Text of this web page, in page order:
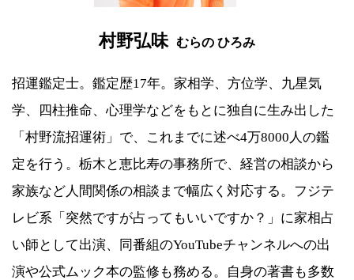
村野弘味 むらの ひろみ
招運鑑定士。鑑定歴17年。家相学、方位学、九星気
学、四柱推命、心理学などをもとに独自に生み出した
「村野流招運術」で、これまでに述べ4万8000人の鑑
定を行う。栃木と恵比寿の事務所で、経営の相談から
家族など人間関係の相談まで幅広く対応する。フジテ
レビ系「突然ですが占ってもいいですか？」に家相占
い師として出演、同番組のYouTubeチャンネルへの出
演や公式ムック本の監修も務める。自身の著書も多数